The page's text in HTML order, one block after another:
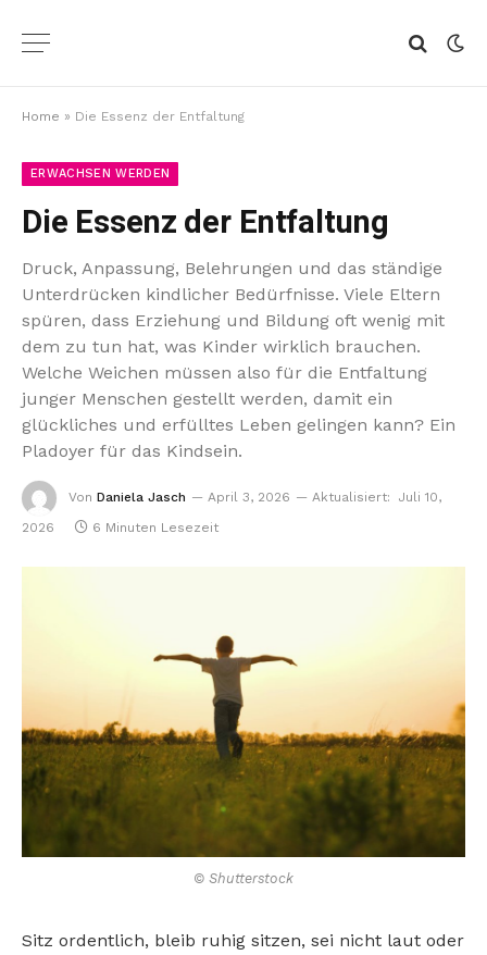
Home » Die Essenz der Entfaltung
ERWACHSEN WERDEN
Die Essenz der Entfaltung
Druck, Anpassung, Belehrungen und das ständige
Unterdrücken kindlicher Bedürfnisse. Viele Eltern
spüren, dass Erziehung und Bildung oft wenig mit
dem zu tun hat, was Kinder wirklich brauchen.
Welche Weichen müssen also für die Entfaltung
junger Menschen gestellt werden, damit ein
glückliches und erfülltes Leben gelingen kann? Ein
Pladoyer für das Kindsein.
Von Daniela Jasch April 3, 2026 Aktualisiert:
Juli 10,
2026
6 Minuten Lesezeit
© Shutterstock
Sitz ordentlich, bleib ruhig sitzen, sei nicht laut oder